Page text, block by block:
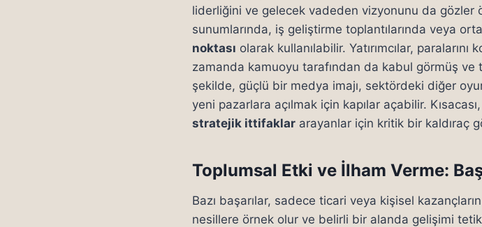
liderliğini ve gelecek vadeden vizyonunu da gözler
sunumlarında, iş geliştirme toplantılarında veya
noktası olarak kullanılabilir. Yatırımcılar,
zamanda kamuoyu tarafından da kabul görmüş ve
şekilde, güçlü bir medya imajı, sektördeki diğer
yeni pazarlara açılmak için kapılar açabilir.
stratejik ittifaklar arayanlar için kritik bir kaldıraç
Toplumsal Etki ve İlham Verme:
Bazı başarılar, sadece ticari veya kişisel
nesillere örnek olur ve belirli bir alanda gelişimi